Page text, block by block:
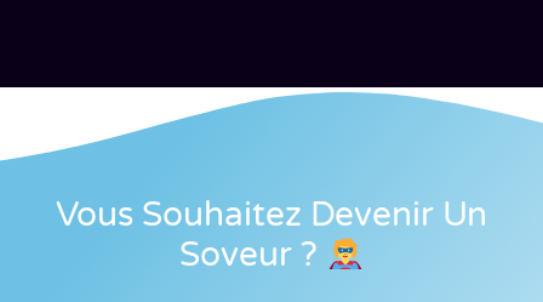
Vous Souhaitez Devenir Un
Soveur ?